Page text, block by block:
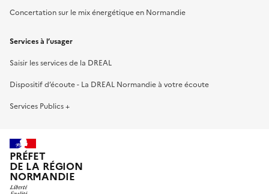
Concertation sur le mix énergétique en Normandie
Services à l’usager
Saisir les services de la DREAL
Dispositif d’écoute - La DREAL Normandie à votre écoute
Services Publics +
PRÉFET
DE LA RÉGION
NORMANDIE